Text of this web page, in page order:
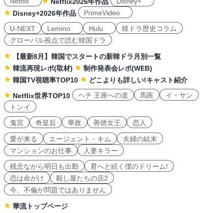
Disney+2026年作品
PrimeVideo
U-NEXT
Lemino Hulu
韓ドラ歴史コラム
グローバル視点で読む韓国ドラ
【最新8月】韓国でスタートの新韓ドラ月別一覧
韓流再現レポ(取材)
制作発表会レポ(WEB)
韓国TV視聴率TOP10
どこよりも詳しい!キャスト紹介
Netflix世界TOP10
ヘチ 王座への道 馬医
イ・サン
トンイ
鬼宮
奇皇后 華政 善徳女王 恋人
愛が来る エージェント・キム
夫婦の結末
マンションのお仕事
人妻キラー
残念ながら明日も出勤
君へと続く僕のドリーム!
恋は命がけ
殺し屋たちの店2
今、不倫が問題ではありません
華流トップページ